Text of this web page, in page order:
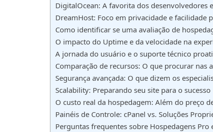
DigitalOcean: A favorita dos desenvolvedores
DreamHost: Foco em privacidade e facilidade
Como identificar se uma avaliação de
O impacto do Uptime e da velocidade na
A jornada do usuário e o suporte técnico
Comparação de recursos: O que procurar nas
Segurança avançada: O que dizem os
Scalability: Preparando seu site para o sucesso
O custo real da hospedagem: Além do preço
Painéis de Controle: cPanel vs. Soluções
Perguntas frequentes sobre Hospedagens Pro